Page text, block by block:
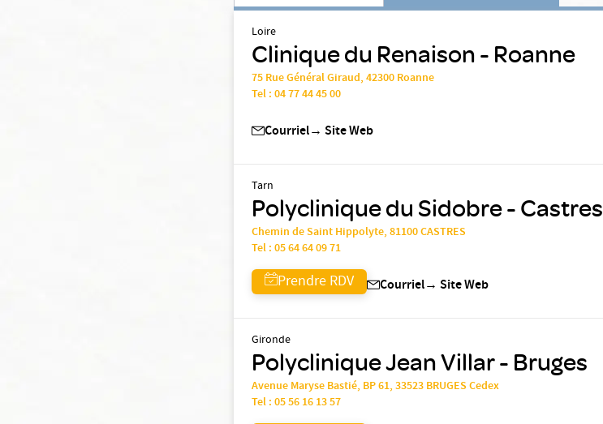
Loire
Clinique du Renaison - Roanne
75 Rue Général Giraud, 42300 Roanne
Tel :04 77 44 45 00
Courriel→ Site Web
Tarn
Polyclinique du Sidobre - Castres
Chemin de Saint Hippolyte, 81100 CASTRES
Tel :05 64 64 09 71
Prendre RDV Courriel→ Site Web
Gironde
Polyclinique Jean Villar - Bruges
Avenue Maryse Bastié, BP 61, 33523 BRUGES Cedex
Tel :05 56 16 13 57